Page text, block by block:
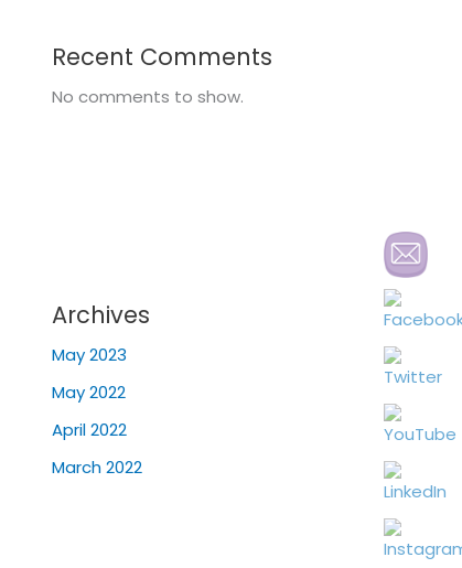
Recent Comments
No comments to show.
Archives
May 2023
May 2022
April 2022
March 2022